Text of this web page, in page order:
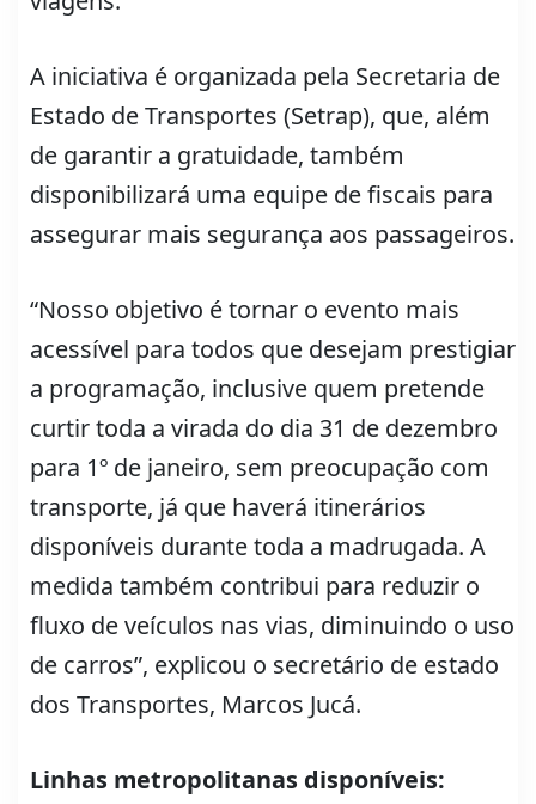
A iniciativa é organizada pela Secretaria de
Estado de Transportes (Setrap), que, além
de garantir a gratuidade, também
disponibilizará uma equipe de fiscais para
assegurar mais segurança aos passageiros.
“Nosso objetivo é tornar o evento mais
acessível para todos que desejam prestigiar
a programação, inclusive quem pretende
curtir toda a virada do dia 31 de dezembro
para 1º de janeiro, sem preocupação com
transporte, já que haverá itinerários
disponíveis durante toda a madrugada. A
medida também contribui para reduzir o
fluxo de veículos nas vias, diminuindo o uso
de carros”, explicou o secretário de estado
dos Transportes, Marcos Jucá.
Linhas metropolitanas disponíveis: